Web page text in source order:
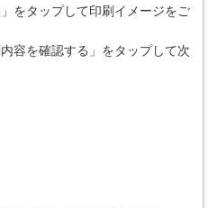
をタップして印刷イメージをご
容を確認する」をタップして次